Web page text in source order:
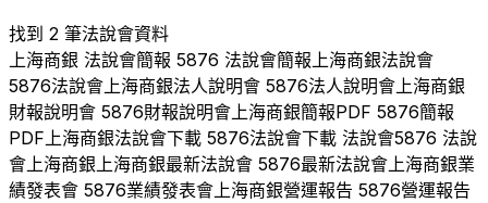
找到 2 筆法說會資料
上海商銀 法說會簡報 5876 法說會簡報 上海商銀法說會
5876法說會 上海商銀法人說明會 5876法人說明會 上海商銀
財報說明會 5876財報說明會 上海商銀簡報PDF 5876簡報
PDF 上海商銀法說會下載 5876法說會下載 法說會5876 法說
會 上海商銀 上海商銀最新法說會 5876最新法說會 上海商銀業
績發表會 5876業績發表會 上海商銀營運報告 5876營運報告